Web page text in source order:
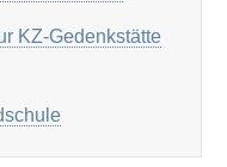
KZ-Gedenkstätte